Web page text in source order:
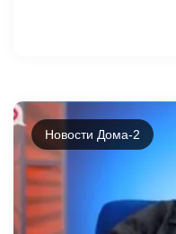
Новости Дома-2